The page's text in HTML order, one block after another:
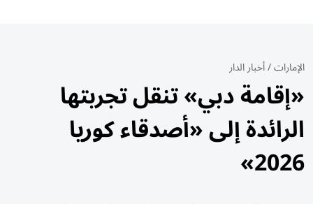
الإمارات/أخبار الدار
«إقامة دبي» تنقل تجربتها
الرائدة إلى «أصدقاء كوريا
2026»